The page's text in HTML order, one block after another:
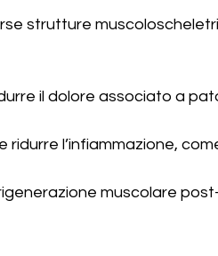
strutture
il dolore associato a
l’infiammazione,
muscolare